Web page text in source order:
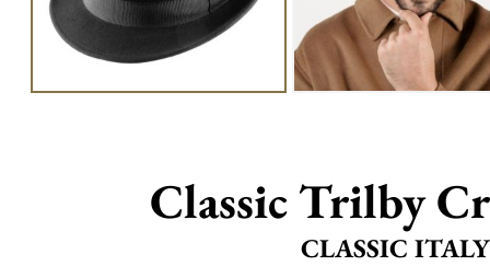
Classic Trilby
CLASSIC ITALY